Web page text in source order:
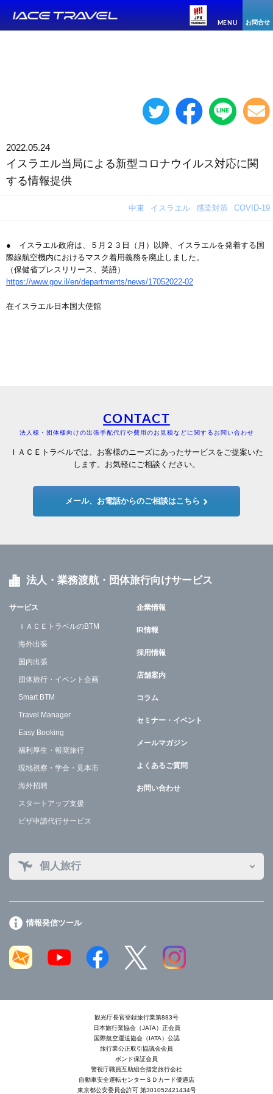
MENU お問合せ
2022.05.24
イスラエル当局による新型コロナウイルス対応に関
する情報提供
中東 イスラエル 感染対策 COVID-19
● イスラエル政府は、５月２３日（月）以降、イスラエルを発着する国
際線航空機内におけるマスク着用義務を廃止しました。
（保健省プレスリリース、英語）
https://www.gov.il/en/departments/news/17052022-02
在イスラエル日本国大使館
CONTACT
法人様・団体様向けの出張手配代行や費用のお見積などに関するお問い合わせ
ＩＡＣＥトラベルでは、お客様のニーズにあったサービスをご提案いた
します。お気軽にご相談ください。
メール、お電話からのご相談はこちら
法人・業務渡航・団体旅行向けサービス
サービス
ＩＡＣＥトラベルのBTM
海外出張
国内出張
団体旅行・イベント企画
Smart BTM
Travel Manager
Easy Booking
福利厚生・報奨旅行
現地視察・学会・見本市
海外招聘
スタートアップ支援
ビザ申請代行サービス
企業情報
IR情報
採用情報
店舗案内
コラム
セミナー・イベント
メールマガジン
よくあるご質問
お問い合わせ
個人旅行
情報発信ツール
観光庁長官登録旅行業第883号
日本旅行業協会（JATA）正会員
国際航空運送協会（IATA）公認
旅行業公正取引協議会会員
ボンド保証会員
警視庁職員互助組合指定旅行会社
自動車安全運転センターＳＤカード優遇店
東京都公安委員会許可 第301052421434号